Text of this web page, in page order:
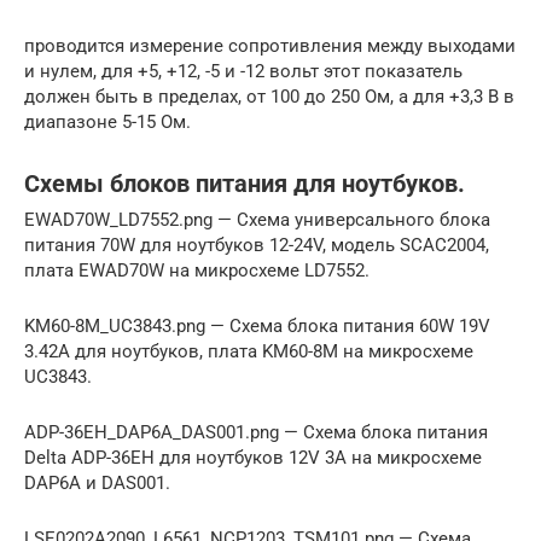
проводится измерение сопротивления между выходами
и нулем, для +5, +12, -5 и -12 вольт этот показатель
должен быть в пределах, от 100 до 250 Ом, а для +3,3 В в
диапазоне 5-15 Ом.
Схемы блоков питания для ноутбуков.
EWAD70W_LD7552.png — Схема универсального блока
питания 70W для ноутбуков 12-24V, модель SCAC2004,
плата EWAD70W на микросхеме LD7552.
KM60-8M_UC3843.png — Схема блока питания 60W 19V
3.42A для ноутбуков, плата KM60-8M на микросхеме
UC3843.
ADP-36EH_DAP6A_DAS001.png — Схема блока питания
Delta ADP-36EH для ноутбуков 12V 3A на микросхеме
DAP6A и DAS001.